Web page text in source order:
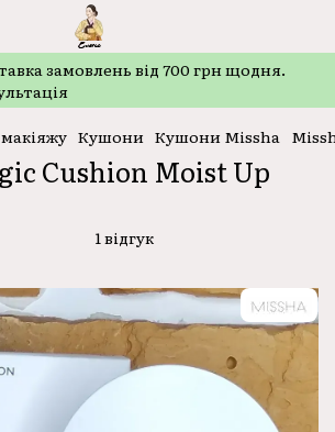
замовлень від 700 грн щодня.
Кушони Кушони Missha
Cushion Moist Up
1 відгук